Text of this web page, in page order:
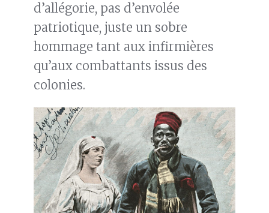
d’allégorie, pas d’envolée
patriotique, juste un sobre
hommage tant aux infirmières
qu’aux combattants issus des
colonies.